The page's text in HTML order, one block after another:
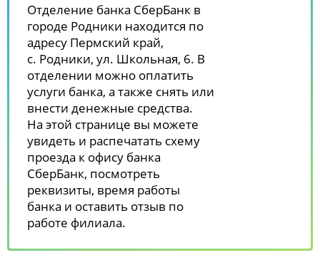
Отделение банка СберБанк в
городе Родники находится по
адресу Пермский край,
с. Родники, ул. Школьная, 6. В
отделении можно оплатить
услуги банка, а также снять или
внести денежные средства.
На этой странице вы можете
увидеть и распечатать схему
проезда к офису банка
СберБанк, посмотреть
реквизиты, время работы
банка и оставить отзыв по
работе филиала.